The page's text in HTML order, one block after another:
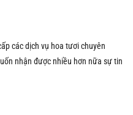
các dịch vụ hoa tươi chuyên
nhận được nhiều hơn nữa sự tin